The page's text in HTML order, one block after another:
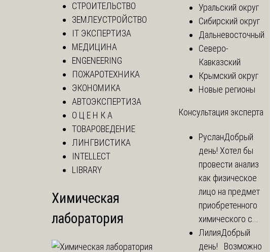
СТРОИТЕЛЬСТВО
ЗЕМЛЕУСТРОЙСТВО
IT ЭКСПЕРТИЗА
МЕДИЦИНА
ENGENEERING
ПОЖАРОТЕХНИКА
ЭКОНОМИКА
АВТОЭКСПЕРТИЗА
О Ц Е Н К А
ТОВАРОВЕДЕНИЕ
ЛИНГВИСТИКА
INTELLECT
LIBRARY
Химическая
лаборатория
Уральский округ
Сибирский округ
Дальневосточный
Северо-
Кавказский
Крымский округ
Новые регионы
Консультация эксперта
РусланДобрый
день! Хотел бы
провести анализ
как физическое
лицо на предмет
приобретенного
химического с...
ЛилияДобрый
день! Возможно